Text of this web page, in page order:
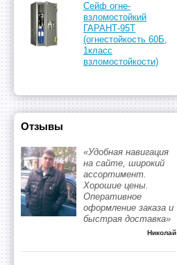
Сейф огне-
взломостойкий
ГАРАНТ-95T
(огнестойкость 60Б,
1класс
взломостойкости)
Отзывы
«Удобная навигация
на сайте, широкий
ассортимент.
Хорошие цены.
Оперативное
оформление заказа и
быстрая доставка»
Николай